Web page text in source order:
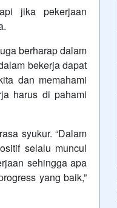
jika pekerjaan
berharap dalam
bekerja dapat
dan memahami
harus di pahami
syukur. “Dalam
selalu muncul
sehingga apa
yang baik,”